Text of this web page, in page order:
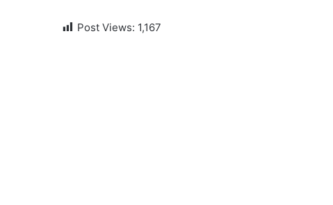
Post Views: 1,167